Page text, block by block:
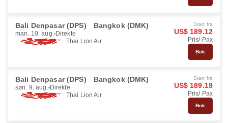
Bali Denpasar (DPS) Bangkok (DMK)
man. 10. aug. Direkte
Thai Lion Air
Start fra
US$ 189.12
Pris/ Pax
Bok
Bali Denpasar (DPS) Bangkok (DMK)
søn. 9. aug. Direkte
Thai Lion Air
Start fra
US$ 189.19
Pris/ Pax
Bok